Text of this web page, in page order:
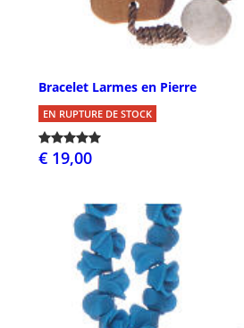
Bracelet Larmes en Pierre
EN RUPTURE DE STOCK
€ 19,00